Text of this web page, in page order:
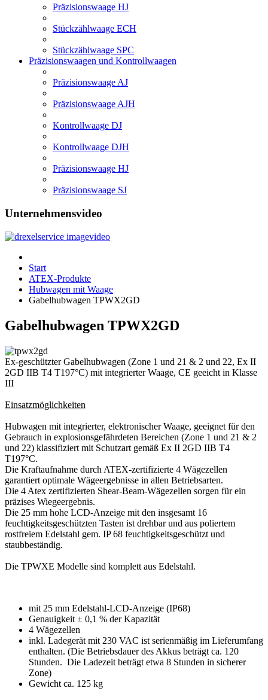
Präzisionswaage HJ
Stückzählwaage ECH
Stückzählwaage SPC
Präzisionswaagen und Kontrollwaagen
Präzisionswaage AJ
Präzisionswaage AJH
Kontrollwaage DJ
Kontrollwaage DJH
Präzisionswaage HJ
Präzisionswaage SJ
Unternehmensvideo
Start
ATEX-Produkte
Hubwagen mit Waage
Gabelhubwagen TPWX2GD
Gabelhubwagen TPWX2GD
Ex-geschützter Gabelhubwagen (Zone 1 und 21 & 2 und 22, Ex II
2GD IIB T4 T197°C) mit integrierter Waage, CE geeicht in Klasse
III
Einsatzmöglichkeiten
Hubwagen mit integrierter, elektronischer Waage, geeignet für den
Gebrauch in explosionsgefährdeten Bereichen (Zone 1 und 21 & 2
und 22) klassifiziert mit Schutzart gemäß Ex II 2GD IIB T4
T197°C.
Die Kraftaufnahme durch ATEX-zertifizierte 4 Wägezellen
garantiert optimale Wägeergebnisse in allen Betriebsarten.
Die 4 Atex zertifizierten Shear-Beam-Wägezellen sorgen für ein
präzises Wiegeergebnis.
Die 25 mm hohe LCD-Anzeige mit den insgesamt 16
feuchtigkeitsgeschützten Tasten ist drehbar und aus poliertem
rostfreiem Edelstahl gem. IP 68 feuchtigkeitsgeschützt und
staubbeständig.
Die TPWXE Modelle sind komplett aus Edelstahl.
mit 25 mm Edelstahl-LCD-Anzeige (IP68)
Genauigkeit ± 0,1 % der Kapazität
4 Wägezellen
inkl. Ladegerät mit 230 VAC ist serienmäßig im Lieferumfang
enthalten. (Die Betriebsdauer des Akkus beträgt ca. 120
Stunden. Die Ladezeit beträgt etwa 8 Stunden in sicherer
Zone)
Gewicht ca. 125 kg